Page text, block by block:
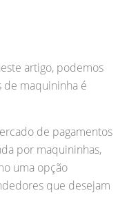
artigo, podemos
maquininha é
de pagamentos
por maquininhas,
uma opção
que desejam